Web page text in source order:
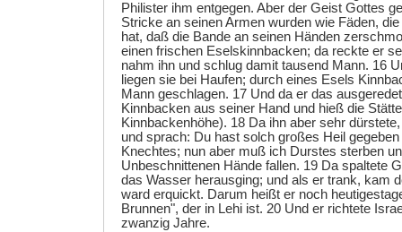
Philister ihm entgegen. Aber der Geist Gottes
Stricke an seinen Armen wurden wie Fäden,
hat, daß die Bande an seinen Händen
einen frischen Eselskinnbacken; da reckte er
nahm ihn und schlug damit tausend Mann. 16
liegen sie bei Haufen; durch eines Esels
Mann geschlagen. 17 Und da er das
Kinnbacken aus seiner Hand und hieß die
Kinnbackenhöhe). 18 Da ihn aber sehr
und sprach: Du hast solch großes Heil
Knechtes; nun aber muß ich Durstes sterben
Unbeschnittenen Hände fallen. 19 Da spaltete
das Wasser herausging; und als er trank, kam
ward erquickt. Darum heißt er noch
Brunnen", der in Lehi ist. 20 Und er richtete
zwanzig Jahre.